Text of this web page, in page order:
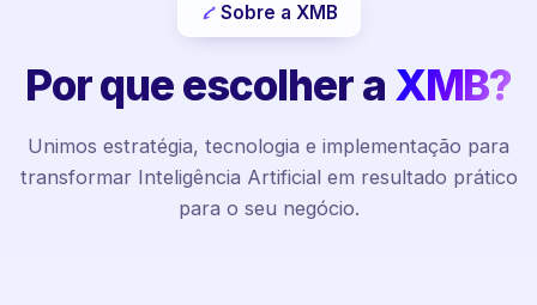
Sobre a XMB
Por que escolher a XMB?
Unimos estratégia, tecnologia e implementação para
transformar Inteligência Artificial em resultado prático
para o seu negócio.